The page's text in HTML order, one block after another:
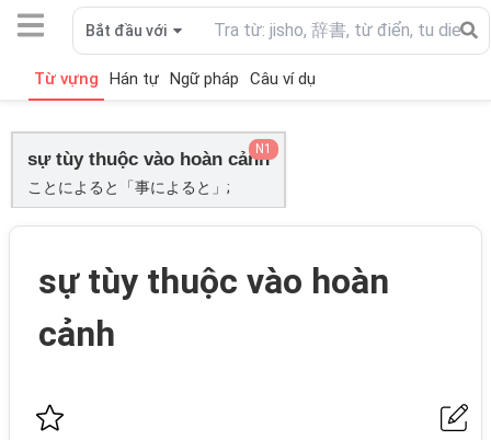
Bắt đầu với
Từ vựng Hán tự Ngữ pháp Câu ví dụ
sự tùy thuộc vào hoàn cảnh
ことによると「事によると」;
N1
sự tùy thuộc vào hoàn
cảnh